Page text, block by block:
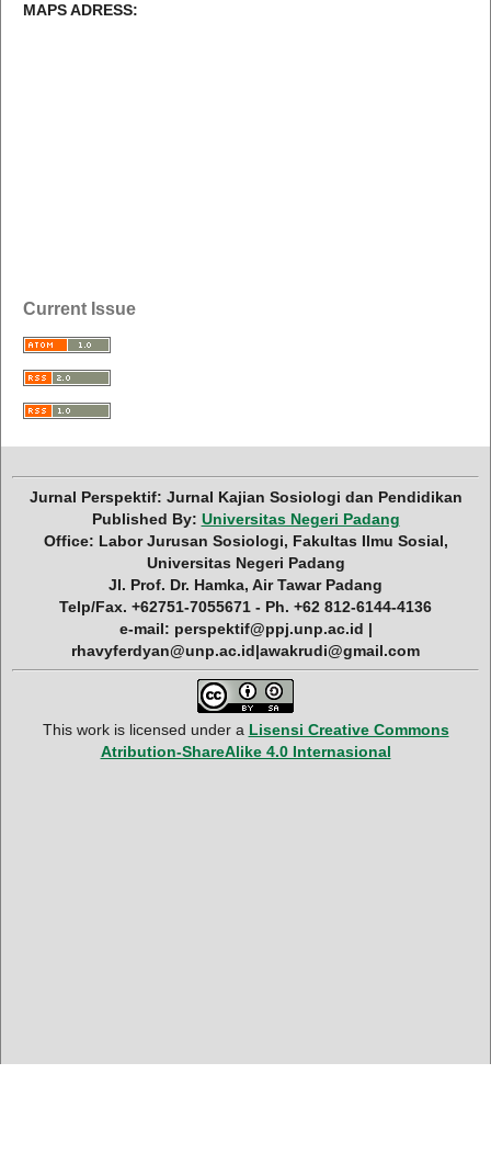
MAPS ADRESS:
Current Issue
Jurnal Perspektif: Jurnal Kajian Sosiologi dan Pendidikan
Published By: Universitas Negeri Padang
Office: Labor Jurusan Sosiologi, Fakultas Ilmu Sosial,
Universitas Negeri Padang
Jl. Prof. Dr. Hamka, Air Tawar Padang
Telp/Fax. +62751-7055671 - Ph. +62 812-6144-4136
e-mail: perspektif@ppj.unp.ac.id |
rhavyferdyan@unp.ac.id|awakrudi@gmail.com
This work is licensed under a Lisensi Creative Commons
Atribution-ShareAlike 4.0 Internasional